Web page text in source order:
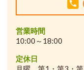
営業時間
10:00～18:00
定休日